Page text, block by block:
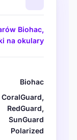
Biohac,
na okulary
Biohac
CoralGuard,
RedGuard,
SunGuard
Polarized